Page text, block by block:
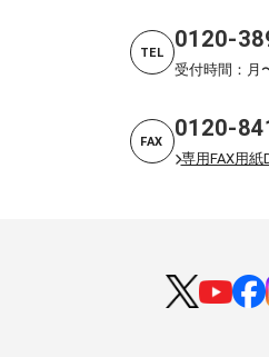
TEL 0120-
受付時間：月
FAX 0120-
専用FAX用紙